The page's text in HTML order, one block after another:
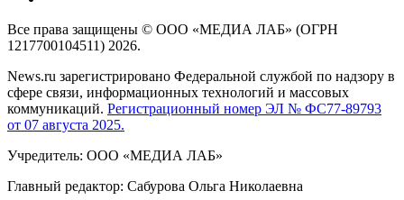
Все права защищены © ООО «МЕДИА ЛАБ» (ОГРН
1217700104511) 2026.
News.ru зарегистрировано Федеральной службой по надзору в
сфере связи, информационных технологий и массовых
коммуникаций. Регистрационный номер ЭЛ № ФС77-89793
от 07 августа 2025.
Учредитель: ООО «МЕДИА ЛАБ»
Главный редактор: Сабурова Ольга Николаевна